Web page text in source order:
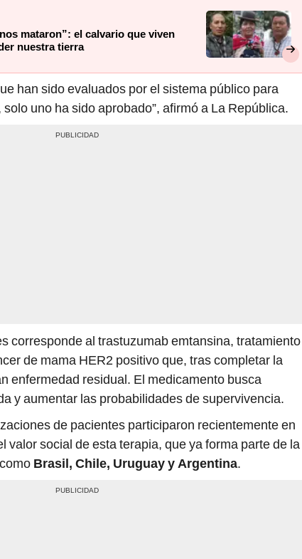
mataron”: el calvario que viven
nuestra tierra
han sido evaluados por el sistema público para
uno ha sido aprobado”, afirmó a La República.
corresponde al trastuzumab emtansina, tratamiento
de mama HER2 positivo que, tras completar la
enfermedad residual. El medicamento busca
y aumentar las probabilidades de supervivencia.
de pacientes participaron recientemente en
valor social de esta terapia, que ya forma parte de la
Brasil, Chile, Uruguay y Argentina.